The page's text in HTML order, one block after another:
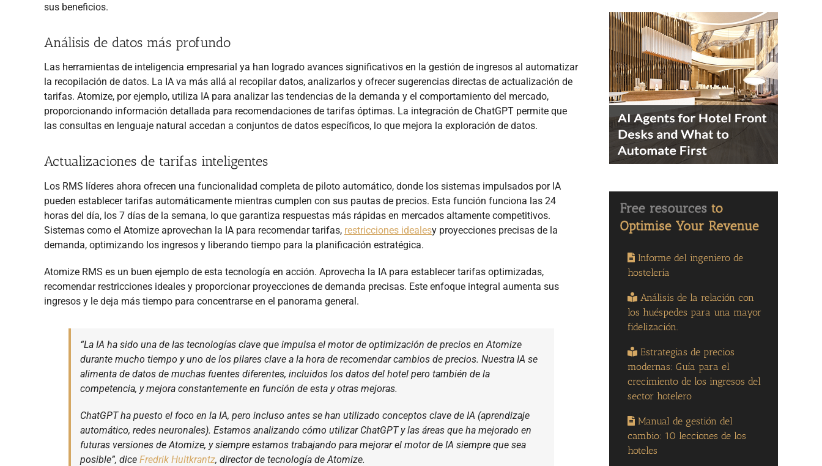
sus beneficios.
Análisis de datos más profundo
Las herramientas de inteligencia empresarial ya han logrado avances significativos en la gestión de ingresos al automatizar
la recopilación de datos. La IA va más allá al recopilar datos, analizarlos y ofrecer sugerencias directas de actualización de
tarifas. Atomize, por ejemplo, utiliza IA para analizar las tendencias de la demanda y el comportamiento del mercado,
proporcionando información detallada para recomendaciones de tarifas óptimas. La integración de ChatGPT permite que
las consultas en lenguaje natural accedan a conjuntos de datos específicos, lo que mejora la exploración de datos.
Actualizaciones de tarifas inteligentes
Los RMS líderes ahora ofrecen una funcionalidad completa de piloto automático, donde los sistemas impulsados por IA
pueden establecer tarifas automáticamente mientras cumplen con sus pautas de precios. Esta función funciona las 24
horas del día, los 7 días de la semana, lo que garantiza respuestas más rápidas en mercados altamente competitivos.
Sistemas como el Atomize aprovechan la IA para recomendar tarifas, restricciones idealesy proyecciones precisas de la
demanda, optimizando los ingresos y liberando tiempo para la planificación estratégica.
Atomize RMS es un buen ejemplo de esta tecnología en acción. Aprovecha la IA para establecer tarifas optimizadas,
recomendar restricciones ideales y proporcionar proyecciones de demanda precisas. Este enfoque integral aumenta sus
ingresos y le deja más tiempo para concentrarse en el panorama general.
“La IA ha sido una de las tecnologías clave que impulsa el motor de optimización de precios en Atomize
durante mucho tiempo y uno de los pilares clave a la hora de recomendar cambios de precios. Nuestra IA se
alimenta de datos de muchas fuentes diferentes, incluidos los datos del hotel pero también de la
competencia, y mejora constantemente en función de esta y otras mejoras.
ChatGPT ha puesto el foco en la IA, pero incluso antes se han utilizado conceptos clave de IA (aprendizaje
automático, redes neuronales). Estamos analizando cómo utilizar ChatGPT y las áreas que ha mejorado en
futuras versiones de Atomize, y siempre estamos trabajando para mejorar el motor de IA siempre que sea
posible”, dice Fredrik Hultkrantz, director de tecnología de Atomize.
Informe del ingeniero de
hostelería
Análisis de la relación con
los huéspedes para una mayor
fidelización.
Estrategias de precios
modernas: Guía para el
crecimiento de los ingresos del
sector hotelero
Manual de gestión del
cambio: 10 lecciones de los
hoteles